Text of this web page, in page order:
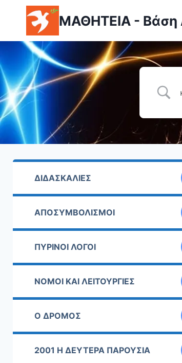
ΜΑΘΗΤΕΙΑ -
ΔΙΔΑΣΚΑΛΙΕΣ
ΑΠΟΣΥΜΒΟΛΙΣΜΟΙ
ΠΥΡΙΝΟΙ ΛΟΓΟΙ
ΝΟΜΟΙ ΚΑΙ ΛΕΙΤΟΥΡΓΙΕΣ
Ο ΔΡΟΜΟΣ
2001 Η ΔΕΥΤΕΡΑ ΠΑΡΟΥΣΙΑ